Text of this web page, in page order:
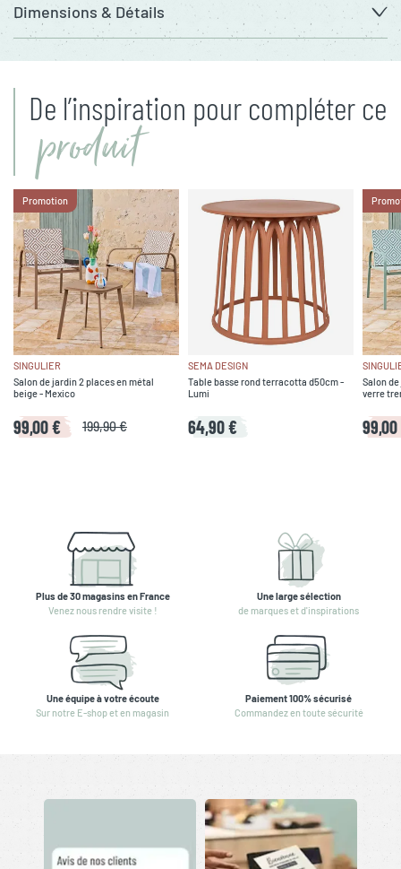
Dimensions & Détails
De l’inspiration pour compléter ce
produit
Promotion
SINGULIER
Salon de jardin 2 places en métal
beige - Mexico
99,00 € 199,90 €
SEMA DESIGN
Table basse rond terracotta d50cm -
Lumi
64,90 €
Salon
verre
Plus de 30 magasins en France
Venez nous rendre visite !
Une large sélection
de marques et d'inspirations
Une équipe à votre écoute
Sur notre E-shop et en magasin
Paiement 100% sécurisé
Commandez en toute sécurité